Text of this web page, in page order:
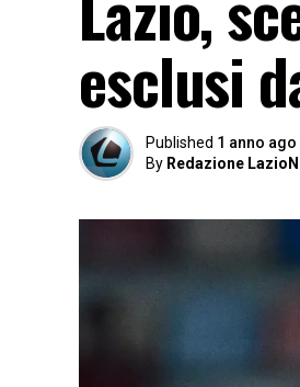
esclusi
Published 1 anno ago
By Redazione